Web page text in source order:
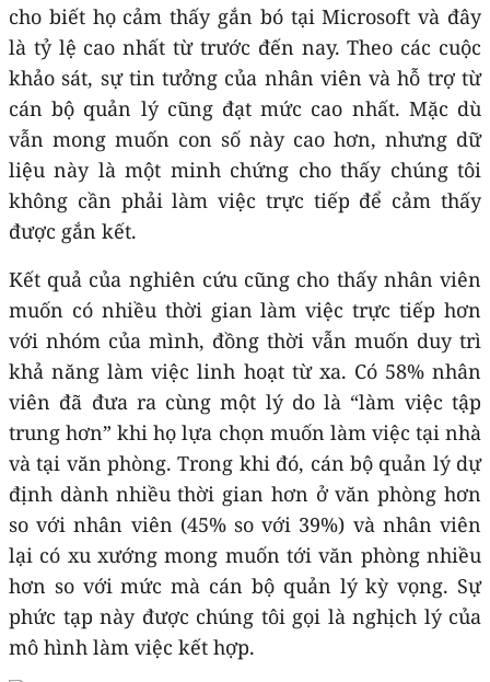
cho biết họ cảm thấy gắn bó tại Microsoft và đây
là tỷ lệ cao nhất từ trước đến nay. Theo các cuộc
khảo sát, sự tin tưởng của nhân viên và hỗ trợ từ
cán bộ quản lý cũng đạt mức cao nhất. Mặc dù
vẫn mong muốn con số này cao hơn, nhưng dữ
liệu này là một minh chứng cho thấy chúng tôi
không cần phải làm việc trực tiếp để cảm thấy
được gắn kết.
Kết quả của nghiên cứu cũng cho thấy nhân viên
muốn có nhiều thời gian làm việc trực tiếp hơn
với nhóm của mình, đồng thời vẫn muốn duy trì
khả năng làm việc linh hoạt từ xa. Có 58% nhân
viên đã đưa ra cùng một lý do là “làm việc tập
trung hơn” khi họ lựa chọn muốn làm việc tại nhà
và tại văn phòng. Trong khi đó, cán bộ quản lý dự
định dành nhiều thời gian hơn ở văn phòng hơn
so với nhân viên (45% so với 39%) và nhân viên
lại có xu xướng mong muốn tới văn phòng nhiều
hơn so với mức mà cán bộ quản lý kỳ vọng. Sự
phức tạp này được chúng tôi gọi là nghịch lý của
mô hình làm việc kết hợp.